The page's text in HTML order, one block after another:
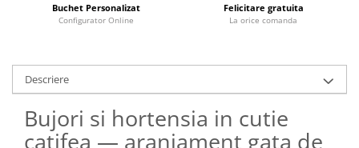
Buchet Personalizat
Configurator Online
Felicitare gratuita
La orice comanda
Descriere
Bujori si hortensia in cutie
catifea — aranjament gata de